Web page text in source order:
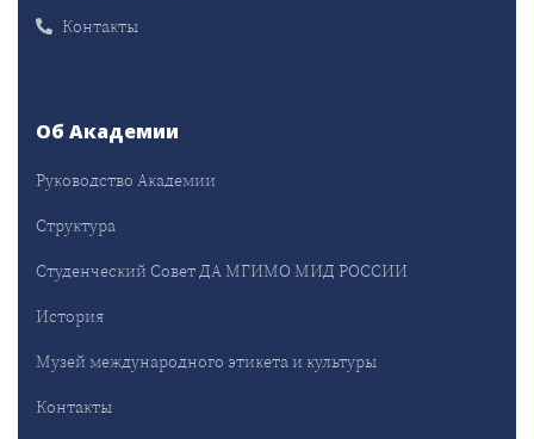
Контакты
Об Академии
Руководство Академии
Структура
Студенческий Совет ДА МГИМО МИД РОССИИ
История
Музей международного этикета и культуры
Контакты